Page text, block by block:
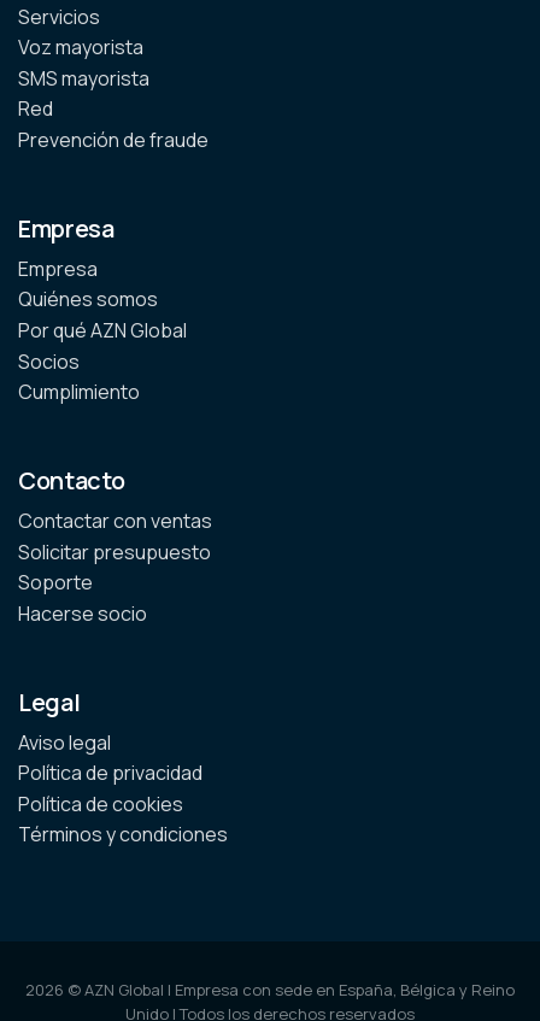
Servicios
Voz mayorista
SMS mayorista
Red
Prevención de fraude
Empresa
Empresa
Quiénes somos
Por qué AZN Global
Socios
Cumplimiento
Contacto
Contactar con ventas
Solicitar presupuesto
Soporte
Hacerse socio
Legal
Aviso legal
Política de privacidad
Política de cookies
Términos y condiciones
2026 © AZN Global | Empresa con sede en España, Bélgica y Reino
Unido | Todos los derechos reservados